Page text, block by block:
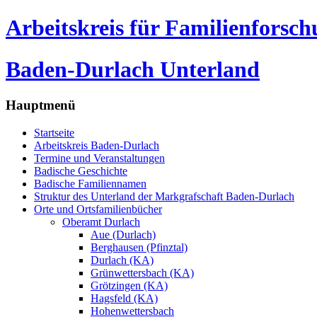
Arbeitskreis für
Baden-Durlach Unterland
Hauptmenü
Startseite
Arbeitskreis Baden-Durlach
Termine und Veranstaltungen
Badische Geschichte
Badische Familiennamen
Struktur des Unterland der Markgrafschaft Baden-Durlach
Orte und Ortsfamilienbücher
Oberamt Durlach
Aue (Durlach)
Berghausen (Pfinztal)
Durlach (KA)
Grünwettersbach (KA)
Grötzingen (KA)
Hagsfeld (KA)
Hohenwettersbach